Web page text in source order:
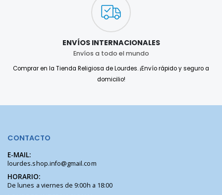
ENVÍOS INTERNACIONALES
Envíos a todo el mundo
Comprar en la Tienda Religiosa de Lourdes. ¡Envío rápido y seguro a
domicilio!
CONTACTO
E-MAIL:
lourdes.shop.info@gmail.com
HORARIO:
De lunes a viernes de 9:00h a 18:00